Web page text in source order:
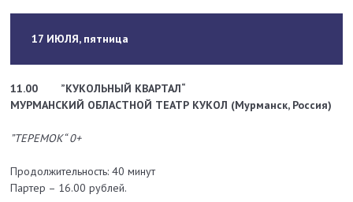
17 ИЮЛЯ, пятница
11.00
”КУКОЛЬНЫЙ КВАРТАЛ“
МУРМАНСКИЙ ОБЛАСТНОЙ ТЕАТР КУКОЛ (Мурманск, Россия)
”ТЕРЕМОК“ 0+
Продолжительность: 40 минут
Партер – 16.00 рублей.